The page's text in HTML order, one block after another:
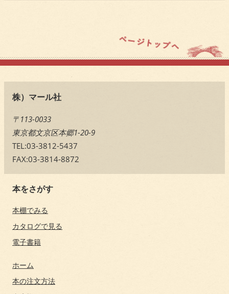
株）マール社
〒113-0033
東京都文京区本郷1-20-9
TEL:03-3812-5437
FAX:03-3814-8872
本をさがす
本棚でみる
カタログで見る
電子書籍
ホーム
本の注文方法